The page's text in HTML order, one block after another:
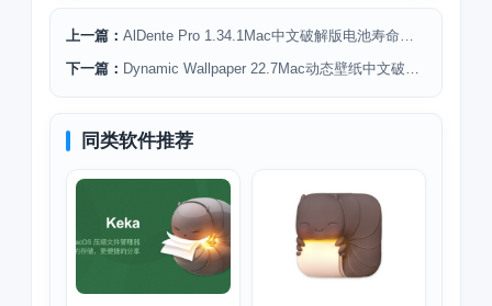
上一篇：
下一篇：
同类软件推荐